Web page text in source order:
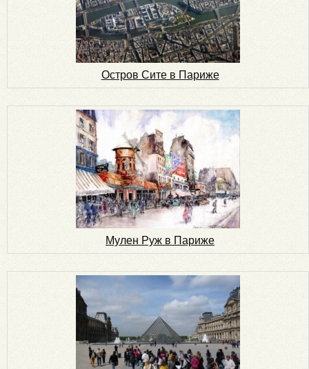
Остров Сите в Париже
Мулен Руж в Париже